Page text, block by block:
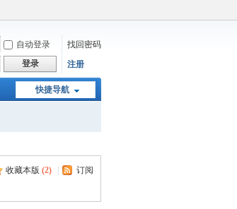
自动登录
找回密码
登录 注册
快捷导航
收藏本版 (2) 订阅